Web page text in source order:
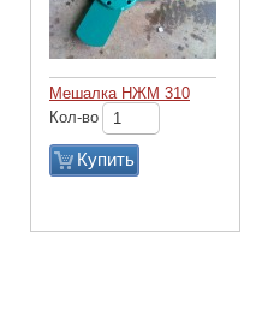
Мешалка НЖМ 310
Кол-во
Купить